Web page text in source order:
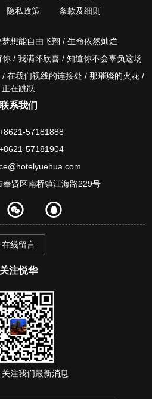
隐私政策 条款及细则
想能自由飞翔 / 生命依然灿烂
/ 我满怀欣喜 / 知道你不会辜负这场
在我们视线的连接处 / 那璀璨的火花 /
正在跳跃
联系我们
57181888
57181904
奉贤区南桥镇江海路229号
在线留言
关注悦华
注我们最新消息